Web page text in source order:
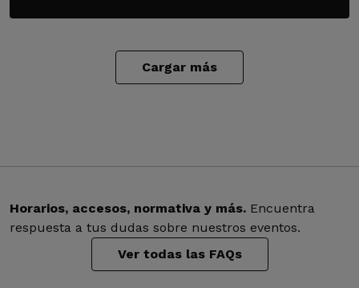
Cargar más
Horarios, accesos, normativa y más. Encuentra
respuesta a tus dudas sobre nuestros eventos.
Ver todas las FAQs